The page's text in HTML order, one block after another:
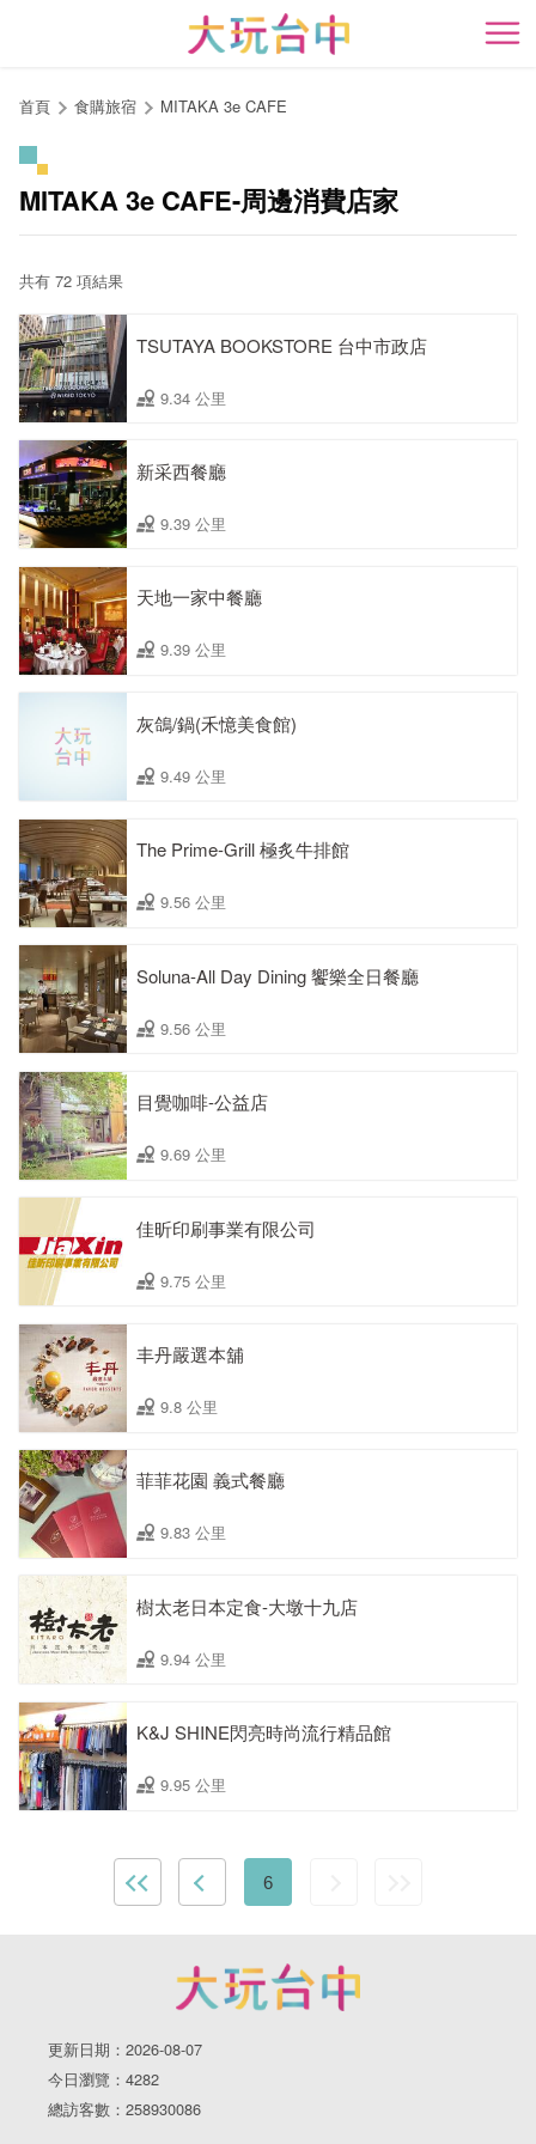
開
首頁 食購旅宿 MITAKA 3e CAFE
MITAKA 3e CAFE-周邊消費店家
共有 72 項結果
TSUTAYA BOOKSTORE 台中市政店
9.34 公里
新采西餐廳
9.39 公里
天地一家中餐廳
9.39 公里
灰鴿/鍋(禾憶美食館)
9.49 公里
The Prime-Grill 極炙牛排館
9.56 公里
Soluna-All Day Dining 饗樂全日餐廳
9.56 公里
目覺咖啡-公益店
9.69 公里
佳昕印刷事業有限公司
9.75 公里
丰丹嚴選本舖
9.8 公里
菲菲花園 義式餐廳
9.83 公里
樹太老日本定食-大墩十九店
9.94 公里
K&J SHINE閃亮時尚流行精品館
9.95 公里
6
更新日期：2026-08-07
今日瀏覽：4282
總訪客數：258930086